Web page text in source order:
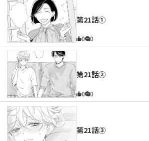
第21話①
0 0
第21話②
0 0
第21話③